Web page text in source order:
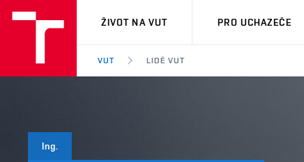
VUT
ŽIVOT NA VUT PRO UCHAZEČE
VUT LIDÉ VUT
Ing.